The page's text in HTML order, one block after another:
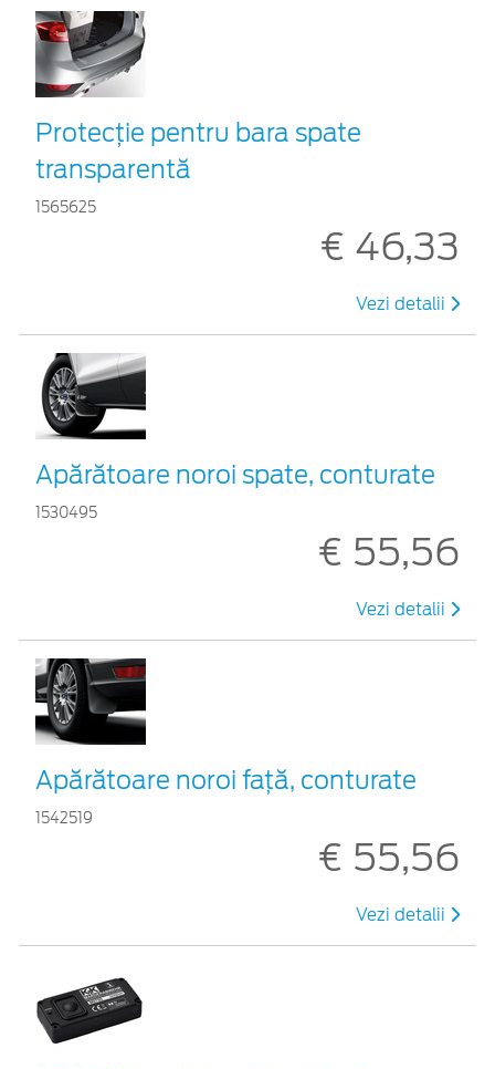
Protecţie pentru bara spate
transparentă
1565625
€ 46,33
Vezi detalii
Apărătoare noroi spate, conturate
1530495
€ 55,56
Vezi detalii
Apărătoare noroi faţă, conturate
1542519
€ 55,56
Vezi detalii